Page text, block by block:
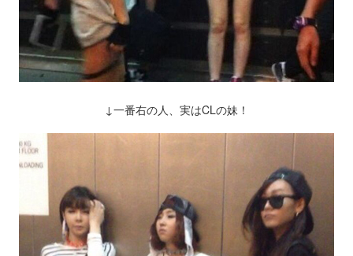
↓一番右の人、実はCLの妹！